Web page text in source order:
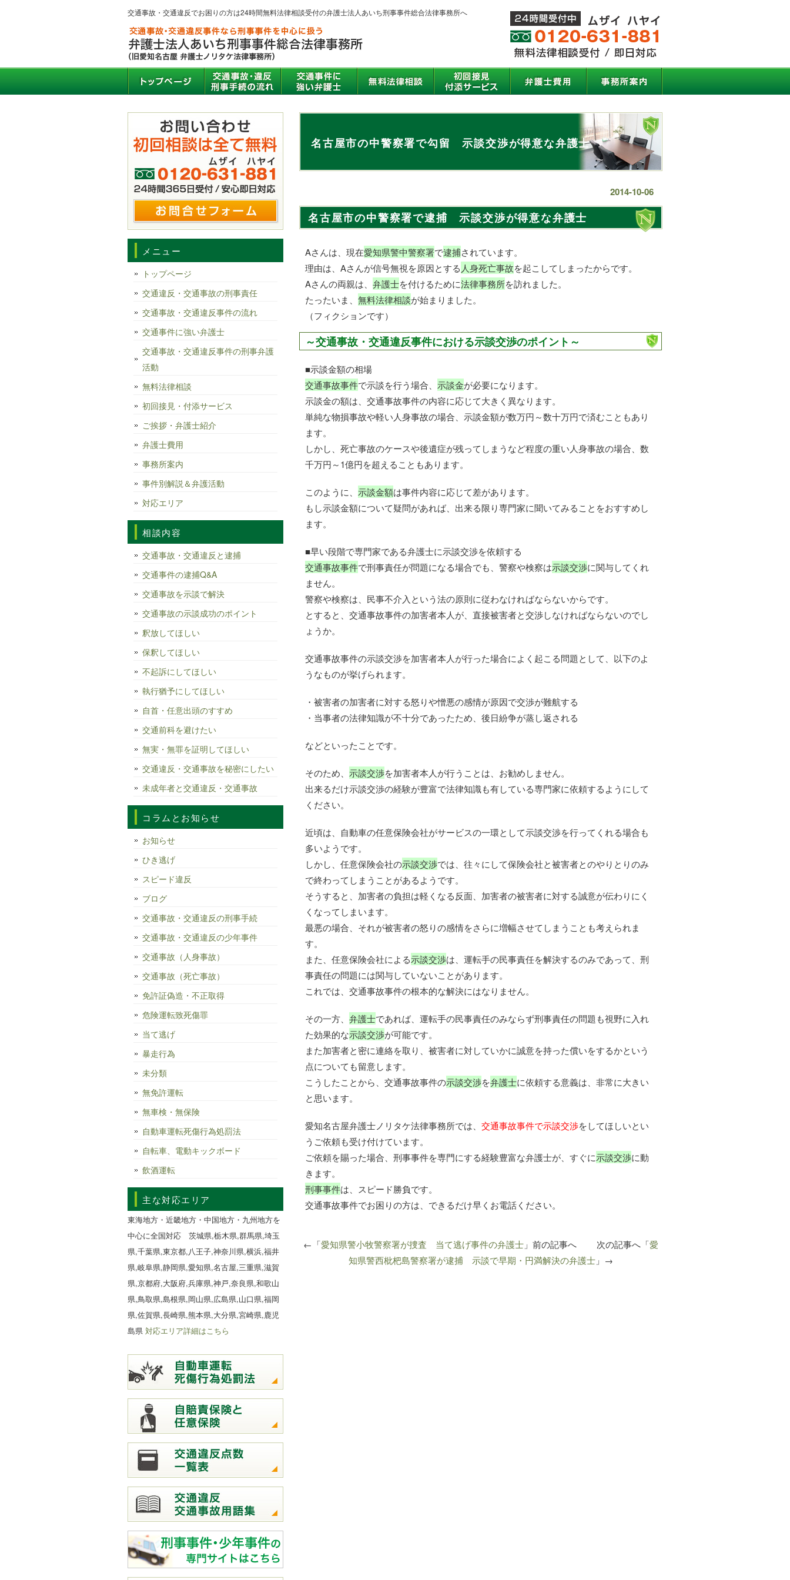
交通事故・交通違反でお困りの方は24時間無料法律相談受付の弁護士法人あいち刑事事件総合法律事務所へ
名古屋市の中警察署で勾留 示談交渉が得意な弁護士
2014-10-06
名古屋市の中警察署で逮捕 示談交渉が得意な弁護士
Aさんは、現在愛知県警中警察署で逮捕されています。
理由は、Aさんが信号無視を原因とする 人身死亡事故を起こしてしまったからです。
Aさんの両親は、 弁護士を付けるために法律事務所を訪れました。
たったいま、 無料法律相談が始まりました。
（フィクションです）
～交通事故・交通違反事件における示談交渉のポイント～
■示談金額の相場
交通事故事件で示談を行う場合、 示談金が必要になります。
示談金の額は、交通事故事件の内容に応じて大きく異なります。
単純な物損事故や軽い人身事故の場合、示談金額が数万円～数十万円で済むこともあり
ます。
しかし、死亡事故のケースや後遺症が残ってしまうなど程度の重い人身事故の場合、数
千万円～1億円を超えることもあります。
このように、 示談金額は事件内容に応じて差があります。
もし示談金額について疑問があれば、出来る限り専門家に聞いてみることをおすすめし
ます。
■早い段階で専門家である弁護士に示談交渉を依頼する
交通事故事件で刑事責任が問題になる場合でも、警察や検察は示談交渉に関与してくれ
ません。
警察や検察は、民事不介入という法の原則に従わなければならないからです。
とすると、交通事故事件の加害者本人が、直接被害者と交渉しなければならないのでし
ょうか。
交通事故事件の示談交渉を加害者本人が行った場合によく起こる問題として、以下のよ
うなものが挙げられます。
・被害者の加害者に対する怒りや憎悪の感情が原因で交渉が難航する
・当事者の法律知識が不十分であったため、後日紛争が蒸し返される
などといったことです。
そのため、 示談交渉を加害者本人が行うことは、お勧めしません。
出来るだけ示談交渉の経験が豊富で法律知識も有している専門家に依頼するようにして
ください。
近頃は、自動車の任意保険会社がサービスの一環として示談交渉を行ってくれる場合も
多いようです。
しかし、任意保険会社の示談交渉では、往々にして保険会社と被害者とのやりとりのみ
で終わってしまうことがあるようです。
そうすると、加害者の負担は軽くなる反面、加害者の被害者に対する誠意が伝わりにく
くなってしまいます。
最悪の場合、それが被害者の怒りの感情をさらに増幅させてしまうことも考えられま
す。
また、任意保険会社による示談交渉は、運転手の民事責任を解決するのみであって、刑
事責任の問題には関与していないことがあります。
これでは、交通事故事件の根本的な解決にはなりません。
その一方、 弁護士であれば、運転手の民事責任のみならず刑事責任の問題も視野に入れ
た効果的な示談交渉が可能です。
また加害者と密に連絡を取り、被害者に対していかに誠意を持った償いをするかという
点についても留意します。
こうしたことから、交通事故事件の示談交渉を弁護士に依頼する意義は、非常に大きい
と思います。
愛知名古屋弁護士ノリタケ法律事務所では、 交通事故事件で示談交渉をしてほしいとい
うご依頼も受け付けています。
ご依頼を賜った場合、刑事事件を専門にする経験豊富な弁護士が、すぐに示談交渉に動
きます。
刑事事件は、スピード勝負です。
交通事故事件でお困りの方は、できるだけ早くお電話ください。
←「愛知県警小牧警察署が捜査 当て逃げ事件の弁護士 」前の記事へ 次の記事へ「愛
知県警西枇杷島警察署が逮捕 示談で早期・円満解決の弁護士 」→
メニュー
トップページ
交通違反・交通事故の刑事責任
交通事故・交通違反事件の流れ
交通事件に強い弁護士
交通事故・交通違反事件の刑事弁護
活動
無料法律相談
初回接見・付添サービス
ご挨拶・弁護士紹介
弁護士費用
事務所案内
事件別解説＆弁護活動
対応エリア
相談内容
交通事故・交通違反と逮捕
交通事件の逮捕Q&A
交通事故を示談で解決
交通事故の示談成功のポイント
釈放してほしい
保釈してほしい
不起訴にしてほしい
執行猶予にしてほしい
自首・任意出頭のすすめ
交通前科を避けたい
無実・無罪を証明してほしい
交通違反・交通事故を秘密にしたい
未成年者と交通違反・交通事故
コラムとお知らせ
お知らせ
ひき逃げ
スピード違反
ブログ
交通事故・交通違反の刑事手続
交通事故・交通違反の少年事件
交通事故（人身事故）
交通事故（死亡事故）
免許証偽造・不正取得
危険運転致死傷罪
当て逃げ
暴走行為
未分類
無免許運転
無車検・無保険
自動車運転死傷行為処罰法
自転車、電動キックボード
飲酒運転
主な対応エリア
東海地方・近畿地方・中国地方・九州地方を
中心に全国対応 茨城県,栃木県,群馬県,埼玉
県,千葉県,東京都,八王子,神奈川県,横浜,福井
県,岐阜県,静岡県,愛知県,名古屋,三重県,滋賀
県,京都府,大阪府,兵庫県,神戸,奈良県,和歌山
県,鳥取県,島根県,岡山県,広島県,山口県,福岡
県,佐賀県,長崎県,熊本県,大分県,宮崎県,鹿児
島県 対応エリア詳細はこちら